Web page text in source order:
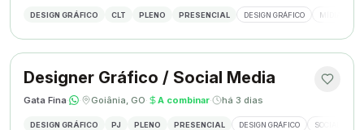
DESIGN GRÁFICO CLT PLENO PRESENCIAL DESIGN GRÁFICO MÍDIAS
Designer Gráfico / Social Media
Gata Fina· · Goiânia, GO· A combinar· há 3 dias
DESIGN GRÁFICO PJ PLENO PRESENCIAL DESIGN GRÁFICO SOCIAL